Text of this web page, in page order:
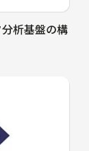
析基盤の構